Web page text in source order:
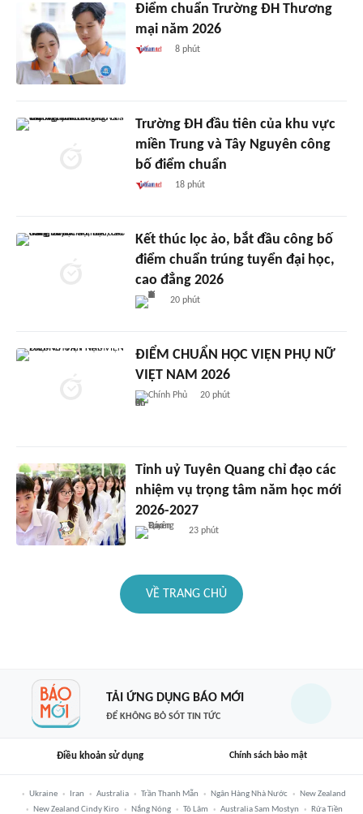
Điểm chuẩn Trường ĐH Thương
mại năm 2026
8 phút
Trường ĐH đầu tiên của khu vực
miền Trung và Tây Nguyên công
bố điểm chuẩn
18 phút
Kết thúc lọc ảo, bắt đầu công bố
điểm chuẩn trúng tuyển đại học,
cao đẳng 2026
20 phút
ĐIỂM CHUẨN HỌC VIỆN PHỤ NỮ
VIỆT NAM 2026
Chính Phủ 20 phút
Tỉnh uỷ Tuyên Quang chỉ đạo các
nhiệm vụ trọng tâm năm học mới
2026-2027
23 phút
VỀ TRANG CHỦ
TẢI ỨNG DỤNG BÁO MỚI
ĐỂ KHÔNG BỎ SÓT TIN TỨC
Điều khoản sử dụng Chính sách bảo mật
Ukraine Iran Australia Trần Thanh Mẫn Ngân Hàng Nhà Nước
New Zealand
New Zealand Cindy Kiro
Nắng Nóng Tô Lâm Australia Sam Mostyn Rửa Tiền